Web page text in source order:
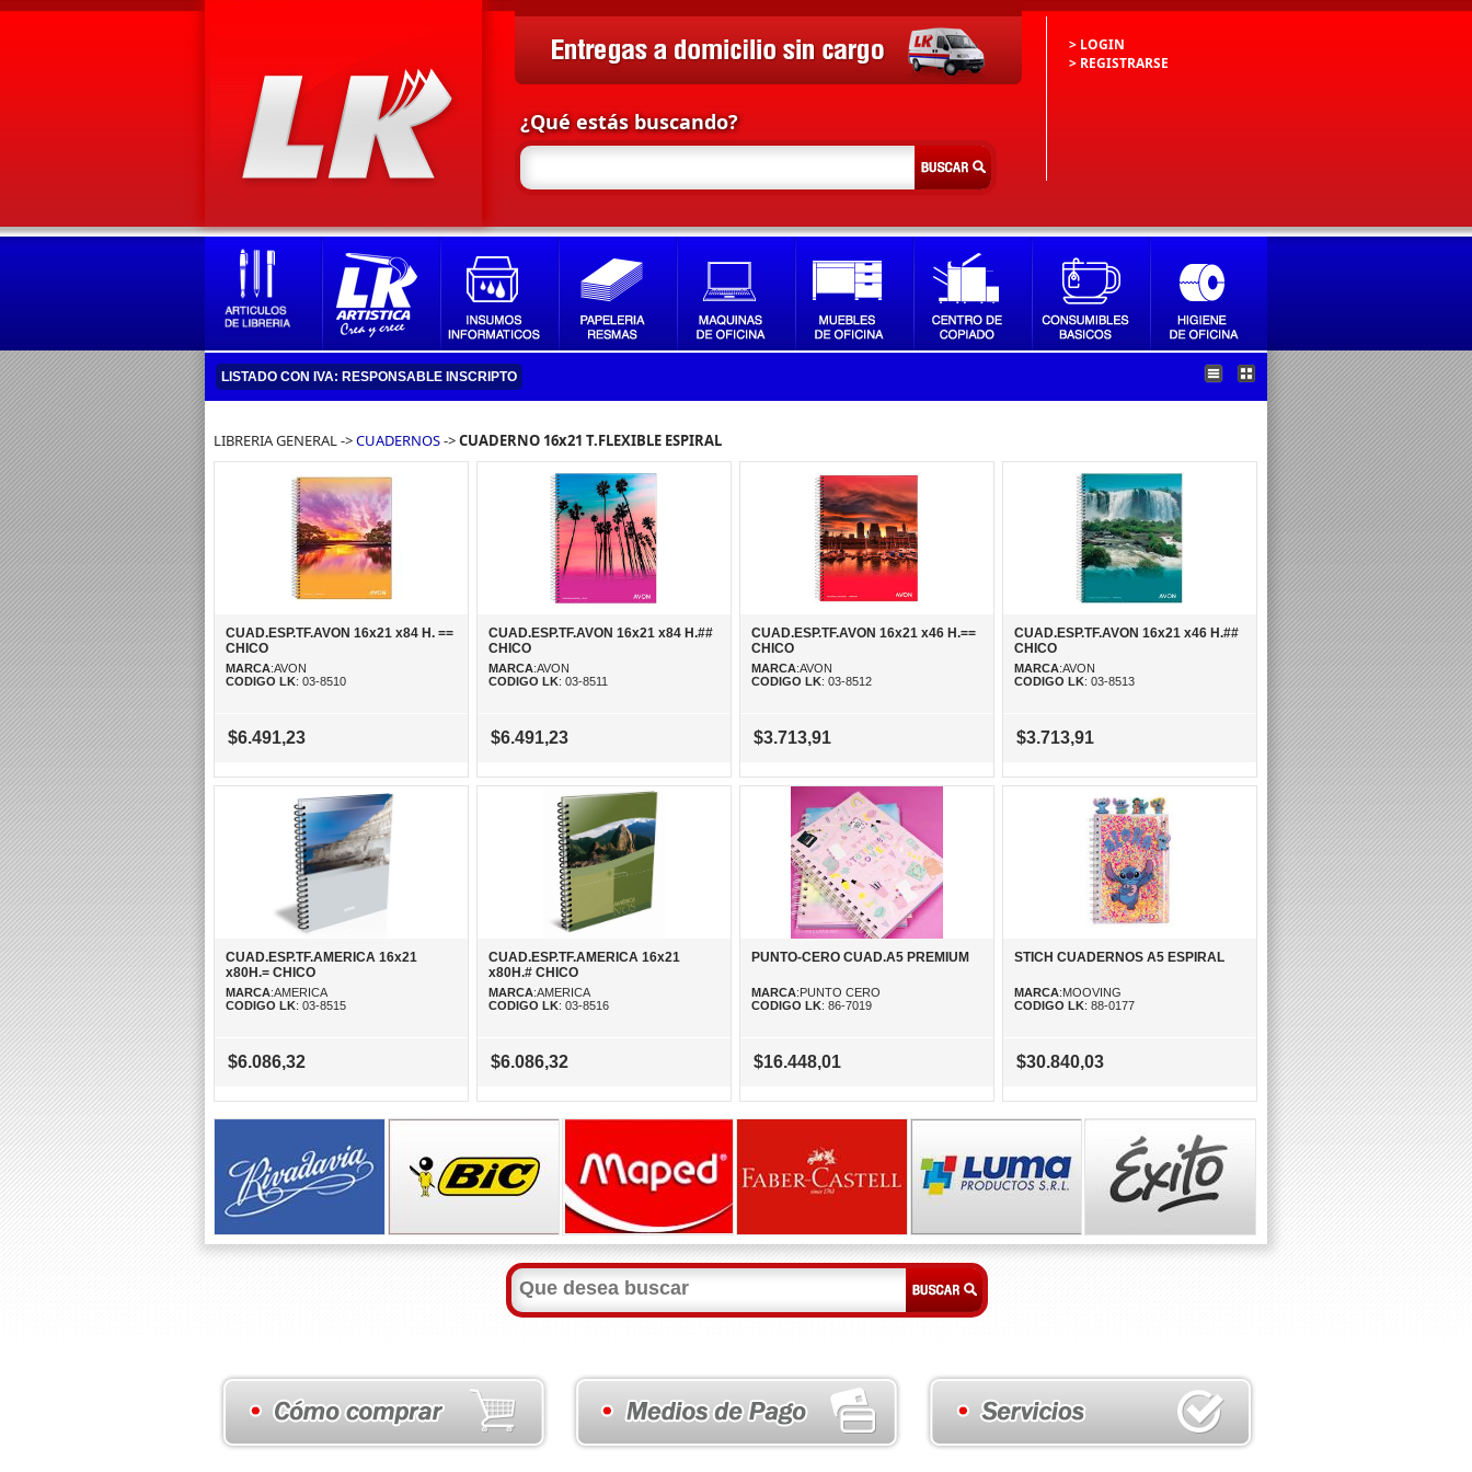
¿Qué estás buscando?
> LOGIN
> REGISTRARSE
LISTADO CON IVA: RESPONSABLE INSCRIPTO
LIBRERIA GENERAL ->CUADERNOS->CUADERNO 16x21 T.FLEXIBLE ESPIRAL
CUAD.ESP.TF.AVON 16x21 x84 H. ==
CHICO
MARCA:AVON
CODIGO LK: 03-8510
$6.491,23
CUAD.ESP.TF.AVON 16x21 x84 H.##
CHICO
MARCA:AVON
CODIGO LK: 03-8511
$6.491,23
CUAD.ESP.TF.AVON 16x21 x46 H.==
CHICO
MARCA:AVON
CODIGO LK: 03-8512
$3.713,91
CUAD.ESP.TF.AVON 16x21 x46 H.##
CHICO
MARCA:AVON
CODIGO LK: 03-8513
$3.713,91
CUAD.ESP.TF.AMERICA 16x21
x80H.= CHICO
MARCA:AMERICA
CODIGO LK: 03-8515
$6.086,32
CUAD.ESP.TF.AMERICA 16x21
x80H.# CHICO
MARCA:AMERICA
CODIGO LK: 03-8516
$6.086,32
PUNTO-CERO CUAD.A5 PREMIUM
MARCA:PUNTO CERO
CODIGO LK: 86-7019
$16.448,01
STICH CUADERNOS A5 ESPIRAL
MARCA:MOOVING
CODIGO LK: 88-0177
$30.840,03